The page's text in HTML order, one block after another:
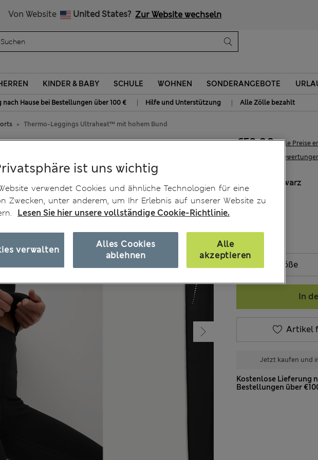
Von Website United States? Zur Website wechseln
KINDER & BABY SCHULE WOHNEN SONDERANGEBOTE
Hause bei Bestellungen über 100 € | Hilfe und Unterstützung | Alle Zölle bezahlt
Thermo-Leggings Ultraheat™ mit hohem Bund
mit hohem Bund 23
€53.00 Alle Preise
FARBE: Schwarz
In
Artikel
Jetzt kaufen und
Kostenlose Lieferung
Bestellungen über
ist uns wichtig
verwendet Cookies und ähnliche Technologien für eine
Zwecken, unter anderem, um Ihr Erlebnis auf unserer Website zu
Lesen Sie hier unsere vollständige Cookie-Richtlinie.
Alles Cookies
ablehnen
Alle
akzeptieren
verwalten